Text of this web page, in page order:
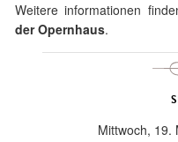
Weitere informationen
der Opernhaus.
Mittwoch, 19.